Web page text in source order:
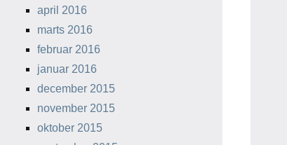
april 2016
marts 2016
februar 2016
januar 2016
december 2015
november 2015
oktober 2015